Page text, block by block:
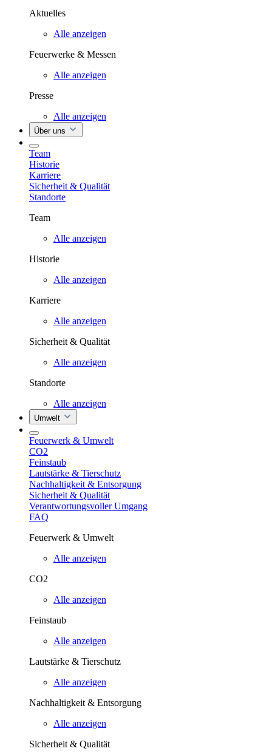
Aktuelles
Alle anzeigen
Feuerwerke & Messen
Alle anzeigen
Presse
Alle anzeigen
Über uns
Team
Historie
Karriere
Sicherheit & Qualität
Standorte
Team
Alle anzeigen
Historie
Alle anzeigen
Karriere
Alle anzeigen
Sicherheit & Qualität
Alle anzeigen
Standorte
Alle anzeigen
Umwelt
Feuerwerk & Umwelt
CO2
Feinstaub
Lautstärke & Tierschutz
Nachhaltigkeit & Entsorgung
Sicherheit & Qualität
Verantwortungsvoller Umgang
FAQ
Feuerwerk & Umwelt
Alle anzeigen
CO2
Alle anzeigen
Feinstaub
Alle anzeigen
Lautstärke & Tierschutz
Alle anzeigen
Nachhaltigkeit & Entsorgung
Alle anzeigen
Sicherheit & Qualität